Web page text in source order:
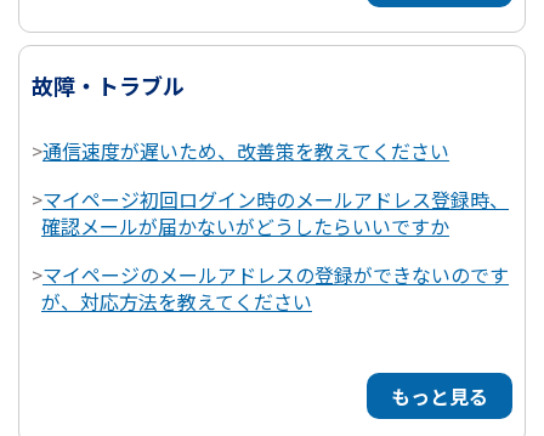
故障・トラブル
>通信速度が遅いため、改善策を教えてください
>マイページ初回ログイン時のメールアドレス登録時、
確認メールが届かないがどうしたらいいですか
>マイページのメールアドレスの登録ができないのです
が、対応方法を教えてください
もっと見る